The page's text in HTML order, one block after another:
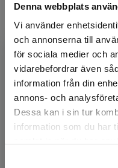
Denna webbplats
Vi använder
och annonserna till
för sociala medier och
vidarebefordrar även
information från din
annons- och
Dessa kan i sin tur
information som du har
Det verkar som att
studentlitteratur.se
Vi erbjuder inte
validering av
folkhögskollärares